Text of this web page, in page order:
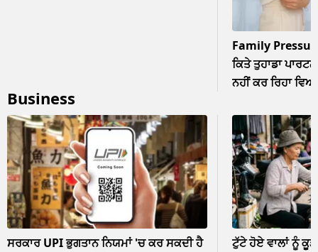
Family
ਕਿਤੇ ਤੁਹਾਡਾ
ਨਹੀਂ ਕਰ ਰਿਹਾ
Business
ਸਰਕਾਰ UPI ਭੁਗਤਾਨ ਨਿਯਮਾਂ 'ਚ ਕਰ ਸਕਦੀ ਹੈ
ਟੁੱਟੇ ਹੋਏ ਵਾਲਾਂ ਨੂੰ